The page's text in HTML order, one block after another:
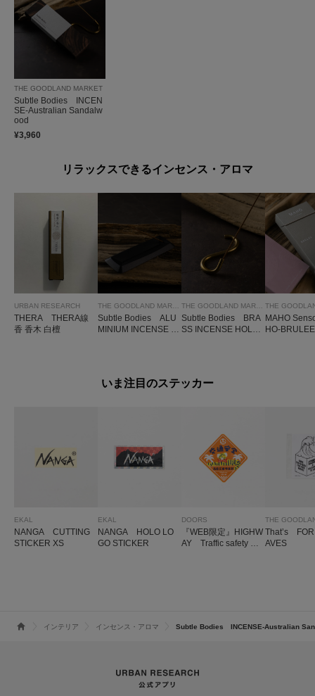
THE GOODLAND MARKET
Subtle Bodies INCEN
SE-Australian Sandalw
ood
¥3,960
リラックスできるインセンス・アロマ
URBAN RESEARCH
THERA THERA線
香 香木 白檀
THE GOODLAND MARKET
Subtle Bodies ALU
MINIUM INCENSE H
THE GOODLAND MARKET
Subtle Bodies BRA
SS INCENSE HOLD
MAHO
HO-BRULEE
いま注目のステッカー
EKAL
NANGA CUTTING
STICKER XS
EKAL
NANGA HOLO LO
GO STICKER
DOORS
『WEB限定』HIGHW
AY Traffic safety TO
That’s FOR
AVES
インテリア インセンス・アロマ Subtle Bodies INCENSE-Australian